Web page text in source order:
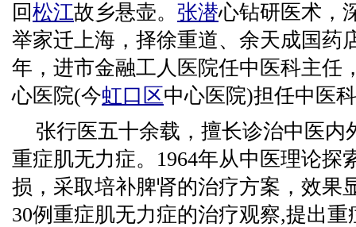
回松江故乡悬壶。 张潜心钻研医术，
举家迁上海，择徐重道、余天成国药
年，进市金融工人医院任中医科主任
心医院(今虹口区中心医院)担任中医
张行医五十余载，擅长诊治中医内
重症肌无力症。1964年从中医理论探
损，采取培补脾肾的治疗方案，效果
30例重症肌无力症的治疗观察,提出